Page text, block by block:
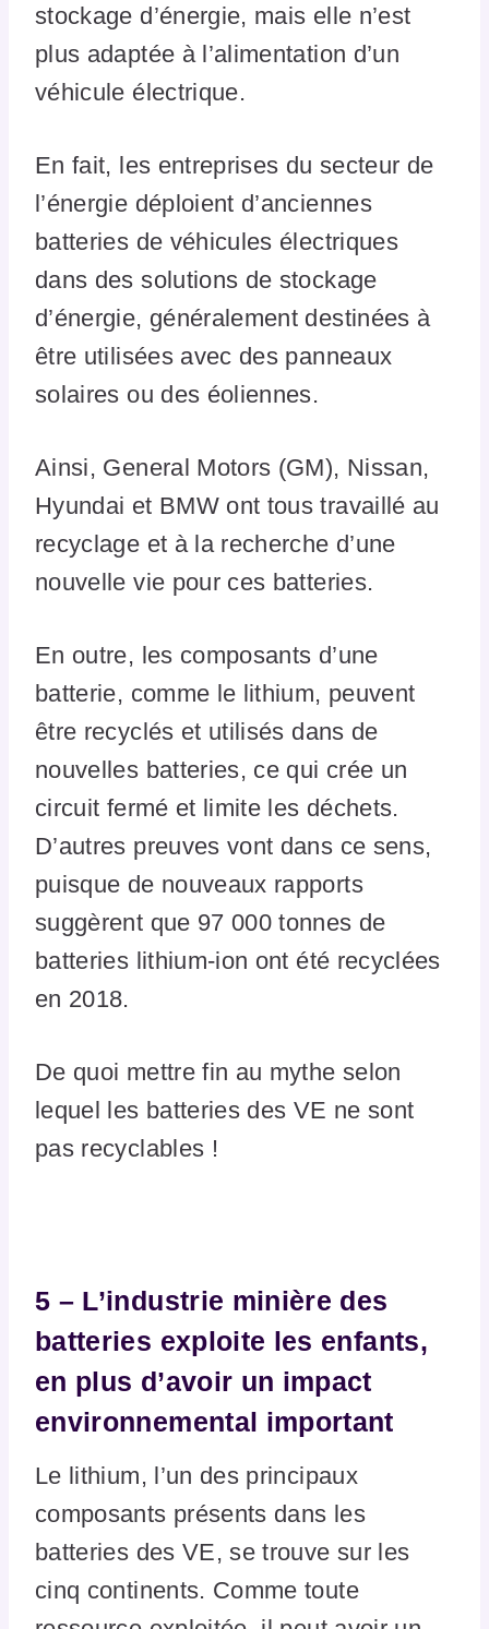
stockage d’énergie, mais elle n’est
plus adaptée à l’alimentation d’un
véhicule électrique.
En fait, les entreprises du secteur de
l’énergie déploient d’anciennes
batteries de véhicules électriques
dans des solutions de stockage
d’énergie, généralement destinées à
être utilisées avec des panneaux
solaires ou des éoliennes.
Ainsi, General Motors (GM), Nissan,
Hyundai et BMW ont tous travaillé au
recyclage et à la recherche d’une
nouvelle vie pour ces batteries.
En outre, les composants d’une
batterie, comme le lithium, peuvent
être recyclés et utilisés dans de
nouvelles batteries, ce qui crée un
circuit fermé et limite les déchets.
D’autres preuves vont dans ce sens,
puisque de nouveaux rapports
suggèrent que 97 000 tonnes de
batteries lithium-ion ont été recyclées
en 2018.
De quoi mettre fin au mythe selon
lequel les batteries des VE ne sont
pas recyclables !
5 – L’industrie minière des
batteries exploite les enfants,
en plus d’avoir un impact
environnemental important
Le lithium, l’un des principaux
composants présents dans les
batteries des VE, se trouve sur les
cinq continents. Comme toute